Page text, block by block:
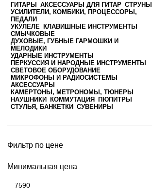
ГИТАРЫ АКСЕССУАРЫ ДЛЯ ГИТАР СТРУНЫ
УСИЛИТЕЛИ, КОМБИКИ, ПРОЦЕССОРЫ,
ПЕДАЛИ
УКУЛЕЛЕ КЛАВИШНЫЕ ИНСТРУМЕНТЫ
СМЫЧКОВЫЕ
ДУХОВЫЕ, ГУБНЫЕ ГАРМОШКИ И
МЕЛОДИКИ
УДАРНЫЕ ИНСТРУМЕНТЫ
ПЕРКУССИЯ И НАРОДНЫЕ ИНСТРУМЕНТЫ
СВЕТОВОЕ ОБОРУДОВАНИЕ
МИКРОФОНЫ И РАДИОСИСТЕМЫ
АКСЕССУАРЫ
КАМЕРТОНЫ, МЕТРОНОМЫ, ТЮНЕРЫ
НАУШНИКИ КОММУТАЦИЯ ПЮПИТРЫ
СТУЛЬЯ, БАНКЕТКИ СУВЕНИРЫ
Фильтр по цене
Минимальная цена